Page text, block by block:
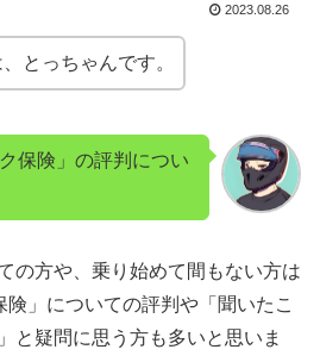
2023.08.26
とっちゃんです。
保険」の評判につい
の方や、乗り始めて間もない方は
」についての評判や「聞いたこ
と疑問に思う方も多いと思いま